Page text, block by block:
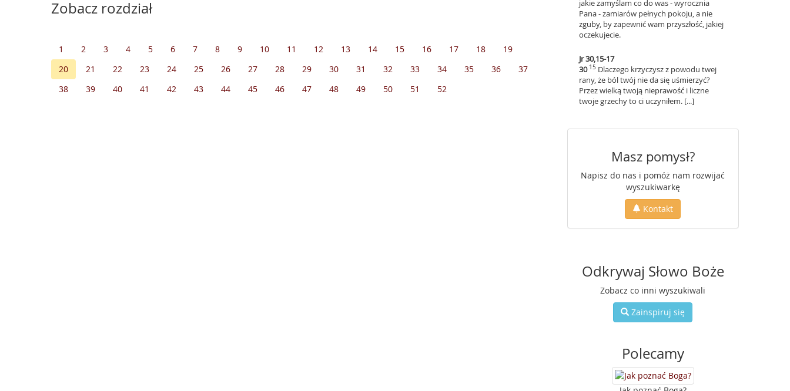
Zobacz rozdział
1 2 3 4 5 6 7 8 9 10 11 12 13 14 15 16 17 18
19
20
21 22 23 24 25 26 27 28 29 30 31 32 33 34 35 36
37
38
39 40 41 42 43 44 45 46 47 48 49 50 51 52
jakie zamyślam co do was - wyrocznia
Pana - zamiarów pełnych pokoju, a nie
zguby, by zapewnić wam przyszłość, jakiej
oczekujecie.
Jr 30,15-17
3015 Dlaczego krzyczysz z powodu twej
rany, że ból twój nie da się uśmierzyć?
Przez wielką twoją nieprawość i liczne
twoje grzechy to ci uczyniłem. [...]
Masz pomysł?
Napisz do nas i pomóż nam rozwijać
wyszukiwarkę
Kontakt
Odkrywaj Słowo Boże
Zobacz co inni wyszukiwali
Zainspiruj się
Polecamy